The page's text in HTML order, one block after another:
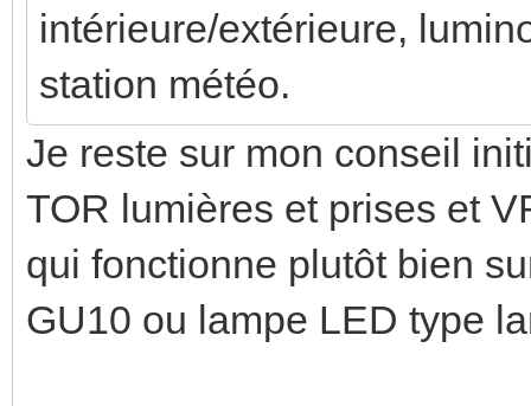
intérieure/extérieure,
station météo.
Je reste sur mon conseil
TOR lumières et prises et
qui fonctionne plutôt bien
GU10 ou lampe LED type